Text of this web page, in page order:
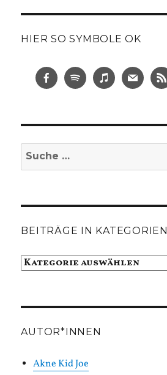
HIER SO SYMBOLE OK
Suche
nach:
BEITRÄGE IN KATEGORIEN
Beiträge
AUTOR*INNEN
Akne Kid Joe